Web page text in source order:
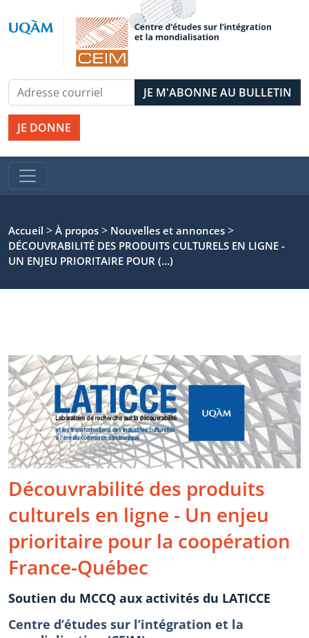
JE DONNE
Accueil > À propos > Nouvelles et annonces >
DÉCOUVRABILITÉ DES PRODUITS CULTURELS EN LIGNE -
UN ENJEU PRIORITAIRE POUR (…)
Découvrabilité des produits
culturels en ligne - Un enjeu
prioritaire pour la coopération
France-Québec
Soutien du MCCQ aux activités du LATICCE
Centre d’études sur l’intégration et la